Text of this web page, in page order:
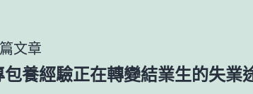
文章
養經驗正在轉變結業生的失業